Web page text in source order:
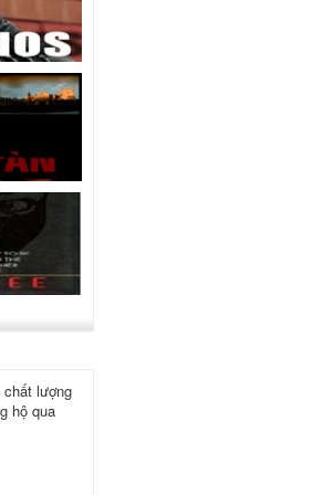
chất lượng
hộ qua